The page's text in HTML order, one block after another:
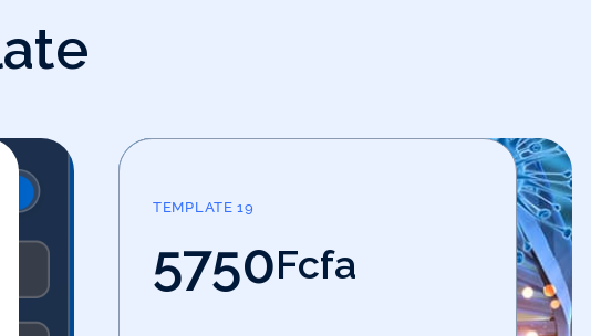
ate
TEMPLATE 19
5750Fcfa